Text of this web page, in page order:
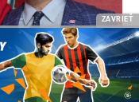
(zdroj: sportnet.sme.sk)
ZAVRIEŤ